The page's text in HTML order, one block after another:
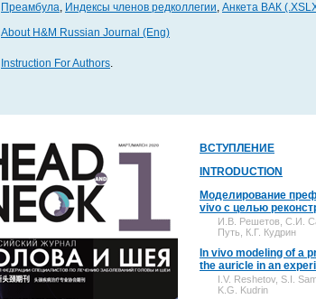
Преамбула, Индексы членов редколлегии, Анкета ВАК
About H&M Russian Journal (Eng)
Instruction For Authors.
ВСТУПЛЕНИЕ
INTRODUCTION
Моделирование
vivo с целью
И.В. Решетов, С.И.
Путь, К.Г. Кудрин
In vivo modeling of a
the auricle in an
I.V. Reshetov, S.I.
K.G. Kudrin